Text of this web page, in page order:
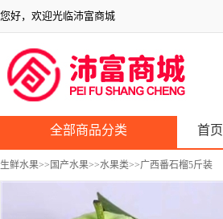
您好，欢迎光临沛富商城
全部商品分类 首页
生鲜水果>> 国产水果>>水果类>>广西番石榴5斤装